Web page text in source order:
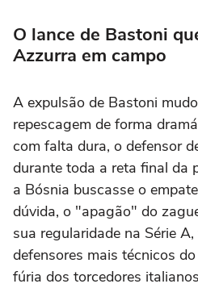
O lance de Bastoni
Azzurra em campo
A expulsão de Bastoni
repescagem de forma
com falta dura, o defensor
durante toda a reta final da
a Bósnia buscasse o
dúvida, o "apagão" do
sua regularidade na Série
defensores mais técnicos
fúria dos torcedores